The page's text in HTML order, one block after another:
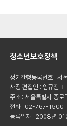
청소년보호정책
정기간행등록번호 :
사장·편집인 : 임규진
주소 : 서울특별시 종
전화 : 02-767-1500
등록일자 : 2008년 01